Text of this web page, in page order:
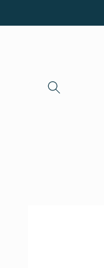
al contenido